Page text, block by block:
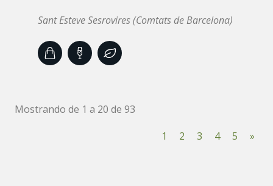
Sant Esteve Sesrovires (Comtats de Barcelona)
Mostrando de 1 a 20 de 93
1
2 3 4 5 »